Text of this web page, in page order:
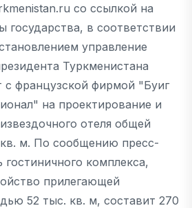
со ссылкой на
государства, в соответствии
управление
Туркменистана
с французской фирмой "Буиг
на проектирование и
отеля общей
м. По сообщению пресс-
комплекса,
прилегающей
52 тыс. кв. м, составит 270